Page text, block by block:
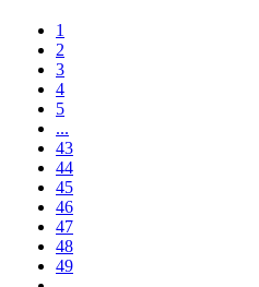
1
2
3
4
5
...
43
44
45
46
47
48
49